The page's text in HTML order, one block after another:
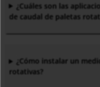
¿Cuáles son las
de caudal de paletas
¿Cómo instalar un
rotativas?